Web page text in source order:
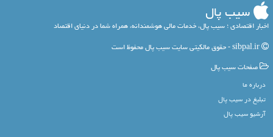
سیب پال
اخبار اقتصادی ؛ سیب پال، خدمات مالی هوشمندانه، همراه شما در دنیای اقتصاد
صفحات سیب پال
درباره ما
تبلیغ در سیب پال
آرشیو سیب پال